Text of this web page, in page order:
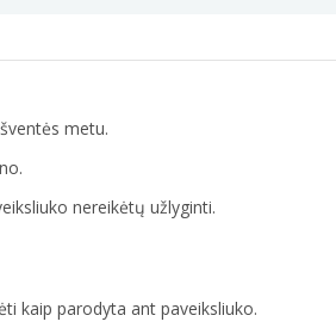
metu.
nereikėtų užlyginti.
kaip parodyta ant paveiksliuko.